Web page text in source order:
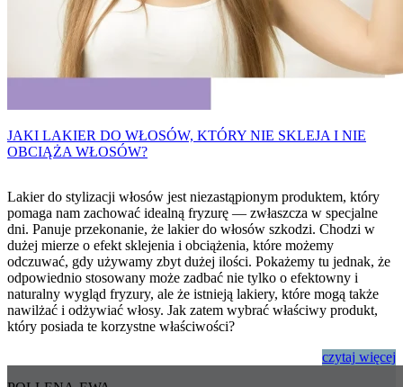
JAKI LAKIER DO WŁOSÓW, KTÓRY NIE SKLEJA I NIE
OBCIĄŻA WŁOSÓW?
Lakier do stylizacji włosów jest niezastąpionym produktem, który
pomaga nam zachować idealną fryzurę — zwłaszcza w specjalne
dni. Panuje przekonanie, że lakier do włosów szkodzi. Chodzi w
dużej mierze o efekt sklejenia i obciążenia, które możemy
odczuwać, gdy używamy zbyt dużej ilości. Pokażemy tu jednak, że
odpowiednio stosowany może zadbać nie tylko o efektowny i
naturalny wygląd fryzury, ale że istnieją lakiery, które mogą także
nawilżać i odżywiać włosy. Jak zatem wybrać właściwy produkt,
który posiada te korzystne właściwości?
czytaj więcej